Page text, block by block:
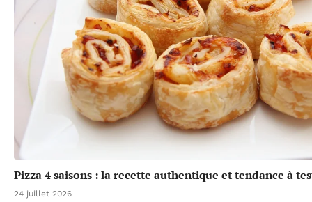
Pizza 4 saisons : la recette authentique et tendance à
24 juillet 2026